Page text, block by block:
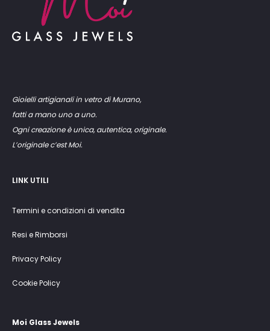
Gioielli artigianali in vetro di Murano,
fatti a mano uno a uno.
Ogni creazione è unica, autentica, originale.
L’originale c’est Moi.
LINK UTILI
Termini e condizioni di vendita
Resi e Rimborsi
Privacy Policy
Cookie Policy
Moi Glass Jewels